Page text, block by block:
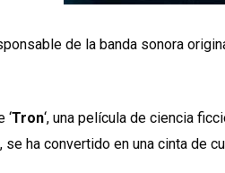
de la banda sonora
‘Tron‘, una película de ciencia
ha convertido en una cinta de